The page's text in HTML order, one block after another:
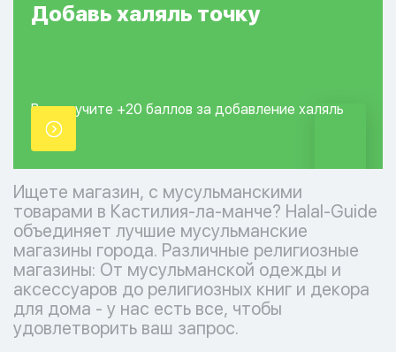
Добавь халяль точку
Вы получите +20 баллов за добавление халяль
точки.
Ищете магазин, с мусульманскими
товарами в Кастилия-ла-манче? Halal-Guide
объединяет лучшие мусульманские
магазины города. Различные религиозные
магазины: От мусульманской одежды и
аксессуаров до религиозных книг и декора
для дома - у нас есть все, чтобы
удовлетворить ваш запрос.